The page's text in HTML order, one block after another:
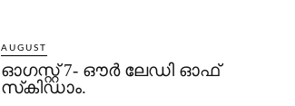
AUGUST
ഓഗസ്റ്റ് 7- ഔര്‍ ലേഡി ഓഫ്
സ്‌കിഡാം.